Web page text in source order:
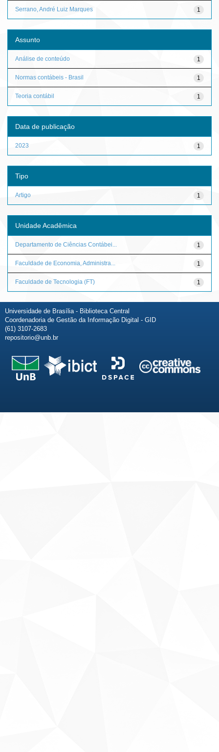
1
Serrano, André Luiz Marques
Assunto
1
Análise de conteúdo
1
Normas contábeis - Brasil
1
Teoria contábil
Data de publicação
1
2023
Tipo
1
Artigo
Unidade Acadêmica
1
Departamento de Ciências Contábei...
1
Faculdade de Economia, Administra...
1
Faculdade de Tecnologia (FT)
Universidade de Brasília - Biblioteca Central
Coordenadoria de Gestão da Informação Digital - GID
(61) 3107-2683
repositorio@unb.br